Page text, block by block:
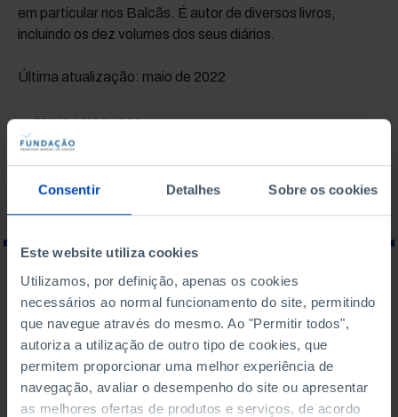
Consentir Detalhes Sobre os cookies
Este website utiliza cookies
Utilizamos, por definição, apenas os cookies
necessários ao normal funcionamento do site, permitindo
que navegue através do mesmo. Ao "Permitir todos",
autoriza a utilização de outro tipo de cookies, que
permitem proporcionar uma melhor experiência de
navegação, avaliar o desempenho do site ou apresentar
as melhores ofertas de produtos e serviços, de acordo
em particular nos Balcãs. É autor de diversos livros,
incluindo os dez volumes dos seus diários.
Última atualização: maio de 2022
TEMAS ASSOCIADOS
POLÍTICA
O QUE PROCURA?
Para pesquisar uma expressão coloque-a entre aspas